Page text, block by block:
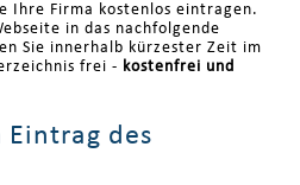
Ihre Firma kostenlos eintragen.
in das nachfolgende
Sie innerhalb kürzester Zeit im
frei - kostenfrei und
des